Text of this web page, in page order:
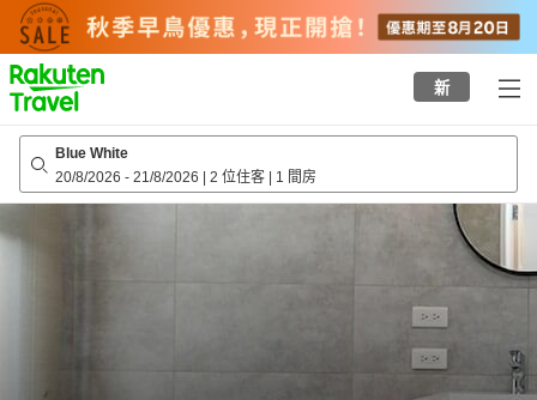
to
top
page
新
Blue White
20/8/2026 - 21/8/2026 | 2 位住客 | 1 間房